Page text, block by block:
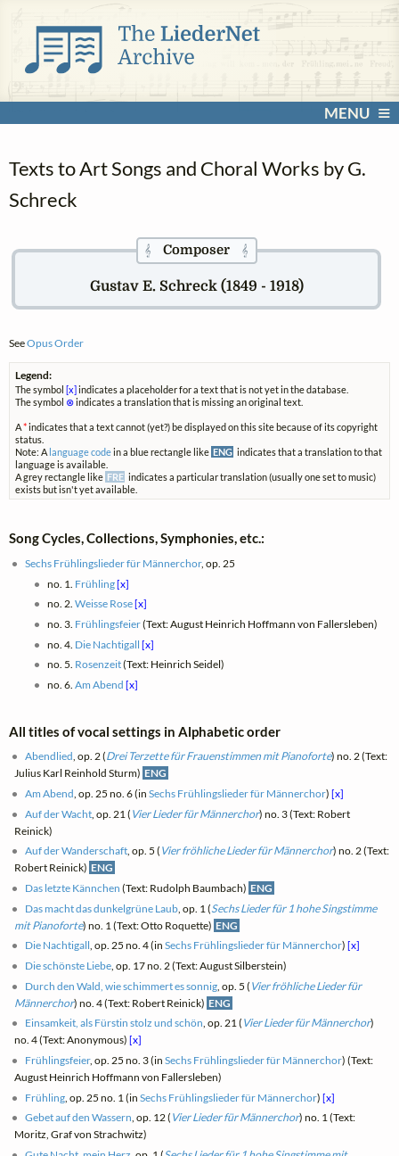
MENU
Texts to Art Songs and Choral Works by G.
Schreck
𝄞Composer 𝄞
Gustav E. Schreck (1849 - 1918)
SeeOpus Order
Legend:
The symbol[x]indicates a placeholder for a text that is not yet in the database.
The symbol ⊗indicates a translation that is missing an original text.
A*indicates that a text cannot (yet?) be displayed on this site because of its copyright
status.
Note: A language codein a blue rectangle like ENG indicates that a translation to that
language is available.
A grey rectangle like FRE indicates a particular translation (usually one set to music)
exists but isn't yet available.
Song Cycles, Collections, Symphonies, etc.:
Sechs Frühlingslieder für Männerchor, op. 25
no. 1. Frühling[x]
no. 2. Weisse Rose[x]
no. 3. Frühlingsfeier(Text: August Heinrich Hoffmann von Fallersleben)
no. 4. Die Nachtigall [x]
no. 5. Rosenzeit(Text: Heinrich Seidel)
no. 6. Am Abend [x]
All titles of vocal settings in Alphabetic order
Abendlied, op. 2 (Drei Terzette für Frauenstimmen mit Pianoforte) no. 2 (Text:
Julius Karl Reinhold Sturm) ENG
Am Abend , op. 25 no. 6 (inSechs Frühlingslieder für Männerchor)[x]
Auf der Wacht , op. 21 ( Vier Lieder für Männerchor) no. 3 (Text: Robert
Reinick)
Auf der Wanderschaft, op. 5 ( Vier fröhliche Lieder für Männerchor) no. 2 (Text:
Robert Reinick) ENG
Das letzte Kännchen (Text: Rudolph Baumbach) ENG
Das macht das dunkelgrüne Laub , op. 1 (Sechs Lieder für 1 hohe Singstimme
mit Pianoforte) no. 1 (Text: Otto Roquette) ENG
Die Nachtigall, op. 25 no. 4 (inSechs Frühlingslieder für Männerchor)[x]
Die schönste Liebe , op. 17 no. 2 (Text: August Silberstein)
Durch den Wald, wie schimmert es sonnig , op. 5 ( Vier fröhliche Lieder für
Männerchor) no. 4 (Text: Robert Reinick) ENG
Einsamkeit, als Fürstin stolz und schön, op. 21 ( Vier Lieder für Männerchor)
no. 4 (Text: Anonymous)[x]
Frühlingsfeier, op. 25 no. 3 (inSechs Frühlingslieder für Männerchor) (Text:
August Heinrich Hoffmann von Fallersleben)
Frühling , op. 25 no. 1 (inSechs Frühlingslieder für Männerchor)[x]
Gebet auf den Wassern, op. 12 ( Vier Lieder für Männerchor) no. 1 (Text:
Moritz, Graf von Strachwitz)